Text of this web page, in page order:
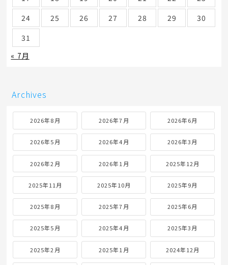
24
25 26 27 28 29
30
31
« 7月
Archives
2026年8月 2026年7月 2026年6月
2026年5月 2026年4月 2026年3月
2026年2月 2026年1月 2025年12月
2025年11月 2025年10月 2025年9月
2025年8月 2025年7月 2025年6月
2025年5月 2025年4月 2025年3月
2025年2月 2025年1月 2024年12月